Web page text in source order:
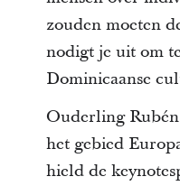
zouden moeten
nodigt je uit om
Dominicaanse
Ouderling
het gebied
hield de